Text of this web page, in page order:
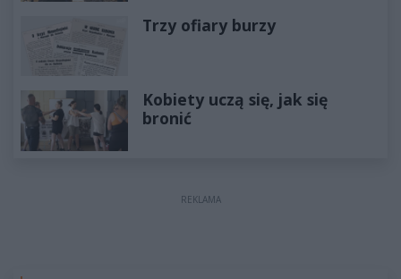
Trzy ofiary burzy
Kobiety uczą się, jak się
bronić
REKLAMA